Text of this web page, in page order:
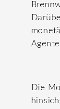
Die